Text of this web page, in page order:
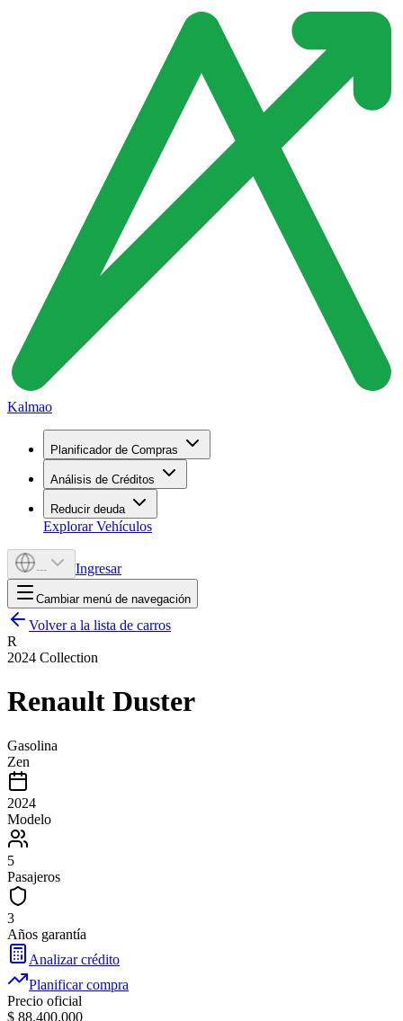
Kalmao
Planificador de Compras
Análisis de Créditos
Reducir deuda
Explorar Vehículos
--- Ingresar
Cambiar menú de navegación
Volver a la lista de carros
R
2024 Collection
Renault Duster
Gasolina
Zen
2024
Modelo
5
Pasajeros
3
Años garantía
Analizar crédito
Planificar compra
Precio oficial
$ 88.400.000